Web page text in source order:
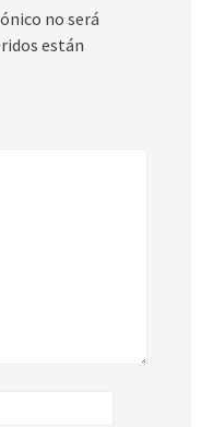
no será
están